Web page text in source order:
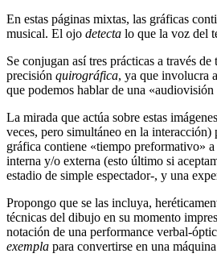
En estas páginas mixtas, las gráficas
musical. El ojo detecta lo que la voz del
Se conjugan así tres prácticas a través
precisión quirográfica, ya que involucra
que podemos hablar de una
La mirada que actúa sobre estas
veces, pero simultáneo en la
gráfica contiene «tiempo preformativo» a
interna y/o externa (esto último si
estadio de simple espectador-, y una
Propongo que se las incluya,
técnicas del dibujo en su momento
notación de una performance verbal-
exempla para convertirse en una